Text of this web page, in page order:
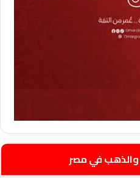
والذهب في مصر